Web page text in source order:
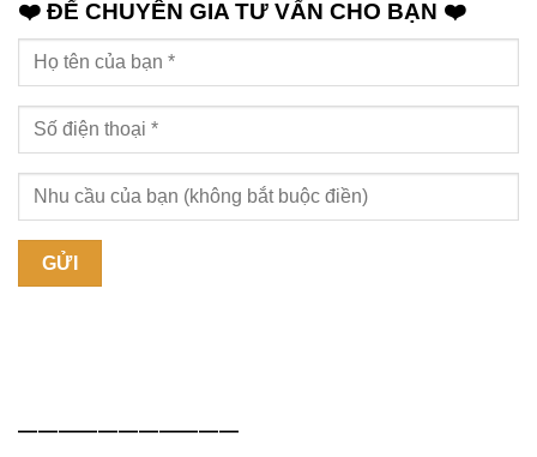
❤️ ĐỂ CHUYÊN GIA TƯ VẤN CHO BẠN ❤️
———————————